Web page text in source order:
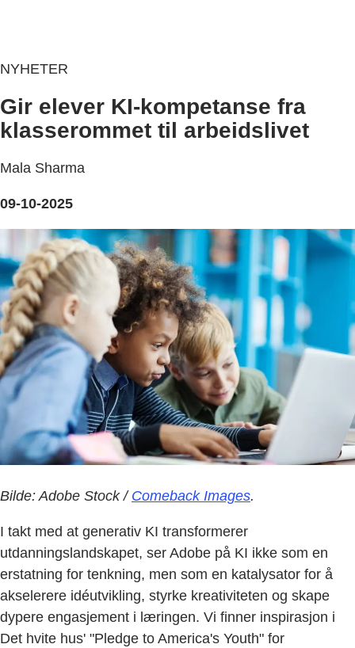
NYHETER
Gir elever KI-kompetanse fra
klasserommet til arbeidslivet
Mala Sharma
09-10-2025
Bilde: Adobe Stock / Comeback Images.
I takt med at generativ KI transformerer
utdanningslandskapet, ser Adobe på KI ikke som en
erstatning for tenkning, men som en katalysator for å
akselerere idéutvikling, styrke kreativiteten og skape
dypere engasjement i læringen. Vi finner inspirasjon i
Det hvite hus' "Pledge to America's Youth" for